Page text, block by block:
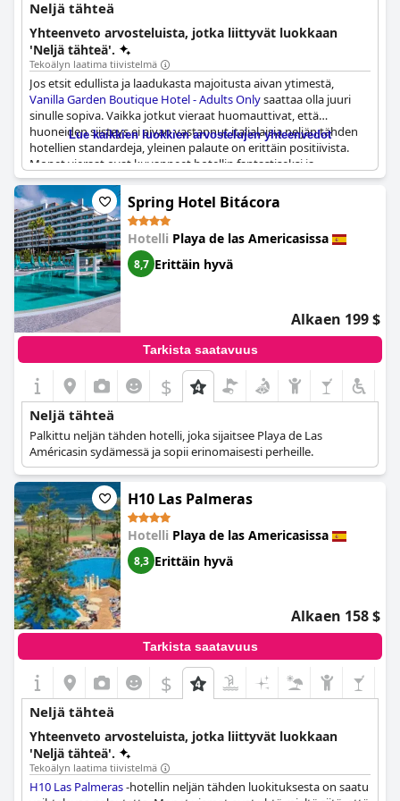
Neljä tähteä
Yhteenveto arvosteluista, jotka liittyvät luokkaan
'Neljä tähteä'.
Tekoälyn laatima tiivistelmä
Jos etsit edullista ja laadukasta majoitusta aivan ytimestä,
Vanilla Garden Boutique Hotel - Adults Onlysaattaa olla juuri
sinulle sopiva. Vaikka jotkut vieraat huomauttivat, että
huoneiden siisteys ei aivan vastannut italialaisia neljän tähden
hotellien standardeja, yleinen palaute on erittäin positiivista.
Monet vieraat ovat kuvanneet hotellin fantastiseksi ja
täydelliseksi, korostaen erinomaista vastinetta rahalle. Vaikka
jotkut ovat verranneet sitä muihin neljän tähden hotelleihin ja
pitäneet sitä hieman aliarvioituna, useimmat ovat nauttineet
olostaan perusteellisesti. Joten jos haluat loistavan hotellin
seuraavalle vain aikuisille tarkoitetulle lomallesi, muista kokeilla
Vanilla Garden Boutique Hotellia!
Lue kaikkien luokkien arvostelujen yhteenvedot
Spring Hotel Bitácora
Hotelli Playa de las Americasissa
8,7 Erittäin hyvä
Alkaen 199 $
Tarkista saatavuus
$
Neljä tähteä
Palkittu neljän tähden hotelli, joka sijaitsee Playa de Las
Américasin sydämessä ja sopii erinomaisesti perheille.
H10 Las Palmeras
Hotelli Playa de las Americasissa
8,3 Erittäin hyvä
Alkaen 158 $
Tarkista saatavuus
$
Neljä tähteä
Yhteenveto arvosteluista, jotka liittyvät luokkaan
'Neljä tähteä'.
Tekoälyn laatima tiivistelmä
H10 Las Palmeras-hotellin neljän tähden luokituksesta on saatu